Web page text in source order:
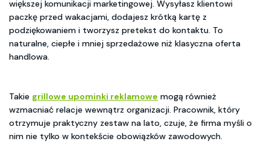
większej komunikacji marketingowej. Wysyłasz klientowi
paczkę przed wakacjami, dodajesz krótką kartę z
podziękowaniem i tworzysz pretekst do kontaktu. To
naturalne, ciepłe i mniej sprzedażowe niż klasyczna oferta
handlowa.
Takie grillowe upominki reklamowe mogą również
wzmacniać relacje wewnątrz organizacji. Pracownik, który
otrzymuje praktyczny zestaw na lato, czuje, że firma myśli o
nim nie tylko w kontekście obowiązków zawodowych.